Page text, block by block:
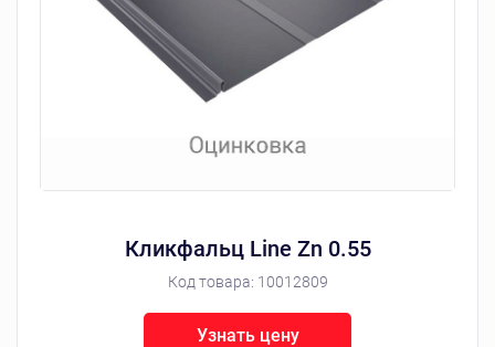
Кликфальц Line Zn 0.55
Код товара: 10012809
Узнать цену